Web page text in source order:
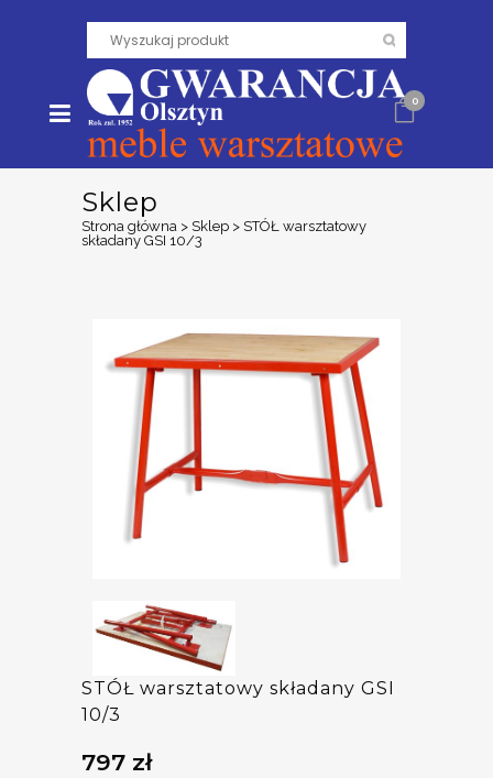
0
Sklep
Strona główna > Sklep > STÓŁ warsztatowy
składany GSI 10/3
STÓŁ warsztatowy składany GSI
10/3
797 zł